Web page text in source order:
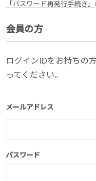
「パスワード再発行手続き
会員の方
ログインIDをお持ちの
ってください。
メールアドレス
パスワード